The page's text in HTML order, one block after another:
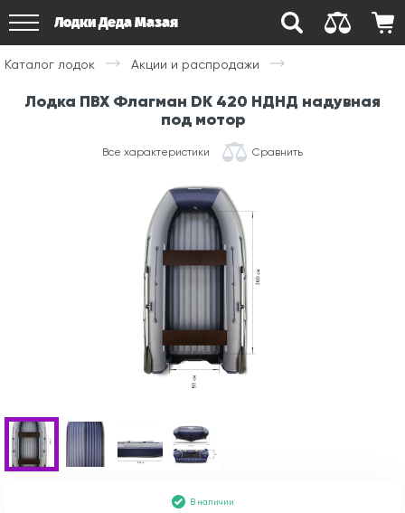
Лодки Деда Мазая
Каталог лодок Акции и распродажи
Лодка ПВХ Флагман DK 420 НДНД надувная
под мотор
Все характеристики Сравнить
В наличии